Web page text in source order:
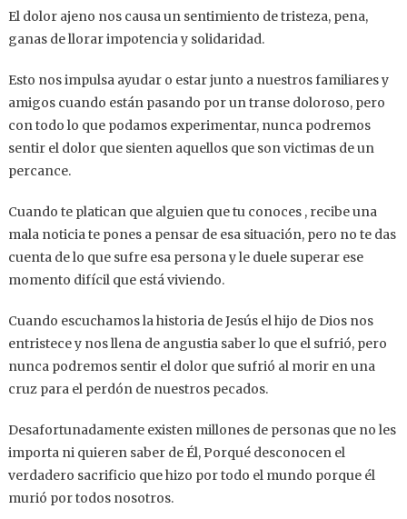
El dolor ajeno nos causa un sentimiento de tristeza, pena,
ganas de llorar impotencia y solidaridad.
Esto nos impulsa ayudar o estar junto a nuestros familiares y
amigos cuando están pasando por un transe doloroso, pero
con todo lo que podamos experimentar, nunca podremos
sentir el dolor que sienten aquellos que son victimas de un
percance.
Cuando te platican que alguien que tu conoces , recibe una
mala noticia te pones a pensar de esa situación, pero no te das
cuenta de lo que sufre esa persona y le duele superar ese
momento difícil que está viviendo.
Cuando escuchamos la historia de Jesús el hijo de Dios nos
entristece y nos llena de angustia saber lo que el sufrió, pero
nunca podremos sentir el dolor que sufrió al morir en una
cruz para el perdón de nuestros pecados.
Desafortunadamente existen millones de personas que no les
importa ni quieren saber de Él, Porqué desconocen el
verdadero sacrificio que hizo por todo el mundo porque él
murió por todos nosotros.